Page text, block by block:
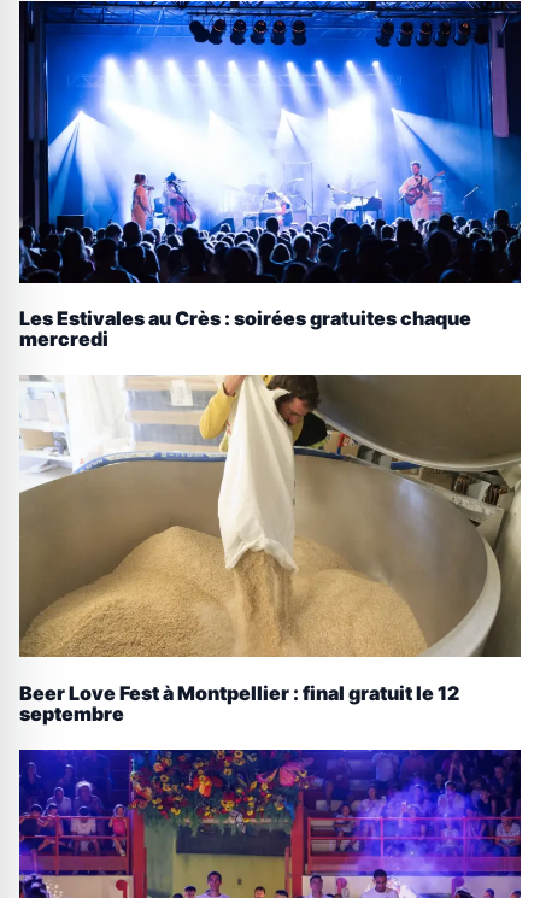
Les Estivales au Crès : soirées gratuites chaque
mercredi
Beer Love Fest à Montpellier : final gratuit le 12
septembre